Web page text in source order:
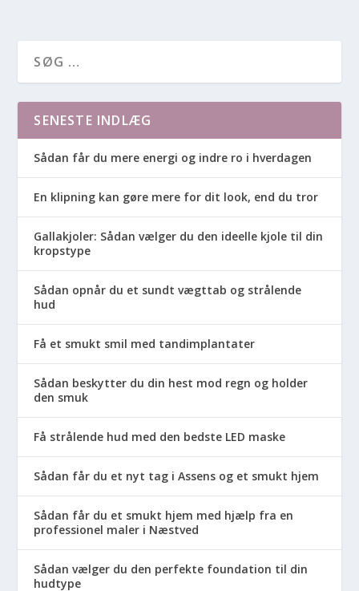
SENESTE INDLÆG
Sådan får du mere energi og indre ro i hverdagen
En klipning kan gøre mere for dit look, end du tror
Gallakjoler: Sådan vælger du den ideelle kjole til din
kropstype
Sådan opnår du et sundt vægttab og strålende
hud
Få et smukt smil med tandimplantater
Sådan beskytter du din hest mod regn og holder
den smuk
Få strålende hud med den bedste LED maske
Sådan får du et nyt tag i Assens og et smukt hjem
Sådan får du et smukt hjem med hjælp fra en
professionel maler i Næstved
Sådan vælger du den perfekte foundation til din
hudtype